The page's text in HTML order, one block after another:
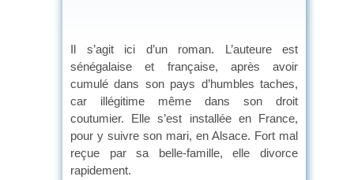
Il s’agit ici d’un roman. L’auteure est
sénégalaise et française, après avoir
cumulé dans son pays d’humbles taches,
car illégitime même dans son droit
coutumier. Elle s’est installée en France,
pour y suivre son mari, en Alsace. Fort mal
reçue par sa belle-famille, elle divorce
rapidement.